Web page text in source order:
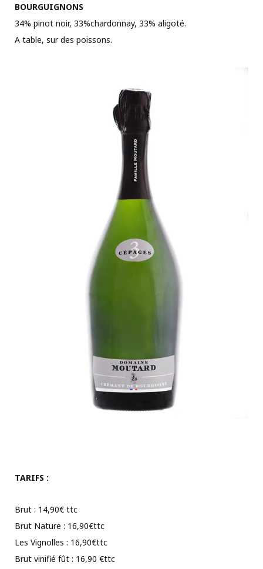
BOURGUIGNONS
34% pinot noir, 33%chardonnay, 33% aligoté.
A table, sur des poissons.
TARIFS :
Brut : 14,90€ ttc
Brut Nature : 16,90€ttc
Les Vignolles : 16,90€ttc
Brut vinifié fût : 16,90 €ttc